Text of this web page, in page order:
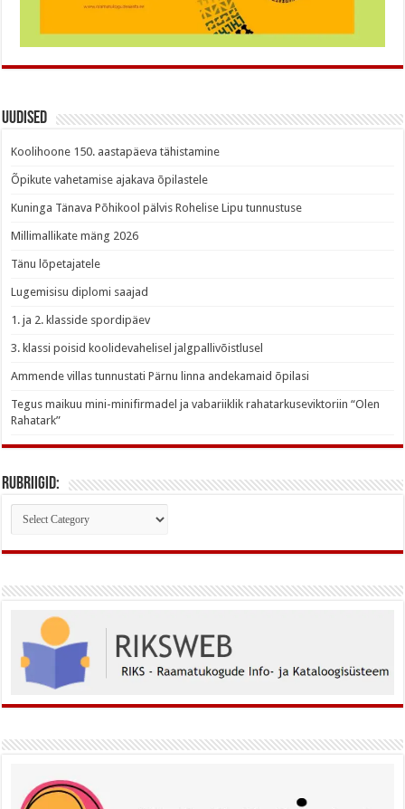
Uudised
Koolihoone 150. aastapäeva tähistamine
Õpikute vahetamise ajakava õpilastele
Kuninga Tänava Põhikool pälvis Rohelise Lipu tunnustuse
Millimallikate mäng 2026
Tänu lõpetajatele
Lugemisisu diplomi saajad
1. ja 2. klasside spordipäev
3. klassi poisid koolidevahelisel jalgpallivõistlusel
Ammende villas tunnustati Pärnu linna andekamaid õpilasi
Tegus maikuu mini-minifirmadel ja vabariiklik rahatarkuseviktoriin “Olen
Rahatark”
Rubriigid:
Rubriigid: